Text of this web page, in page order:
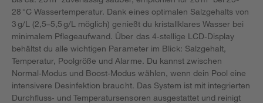
28 °C Wassertemperatur. Dank eines optimalen Salzgehalts von
3 g/L (2,5–5,5 g/L möglich) genießt du kristallklares Wasser bei
minimalem Pflegeaufwand. Über das 4‑stellige LCD‑Display
behältst du alle wichtigen Parameter im Blick: Salzgehalt,
Temperatur, Poolgröße und Alarme. Du kannst zwischen
Normal‑Modus und Boost‑Modus wählen, wenn dein Pool eine
intensivere Desinfektion braucht. Das System ist mit integrierten
Durchfluss‑ und Temperatursensoren ausgestattet und reinigt